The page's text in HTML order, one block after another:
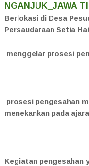
NGANJUK_JAWA
Berlokasi di Desa
Persaudaraan Setia
menggelar prosesi
prosesi pengesahan
menekankan pada
Kegiatan pengesahan